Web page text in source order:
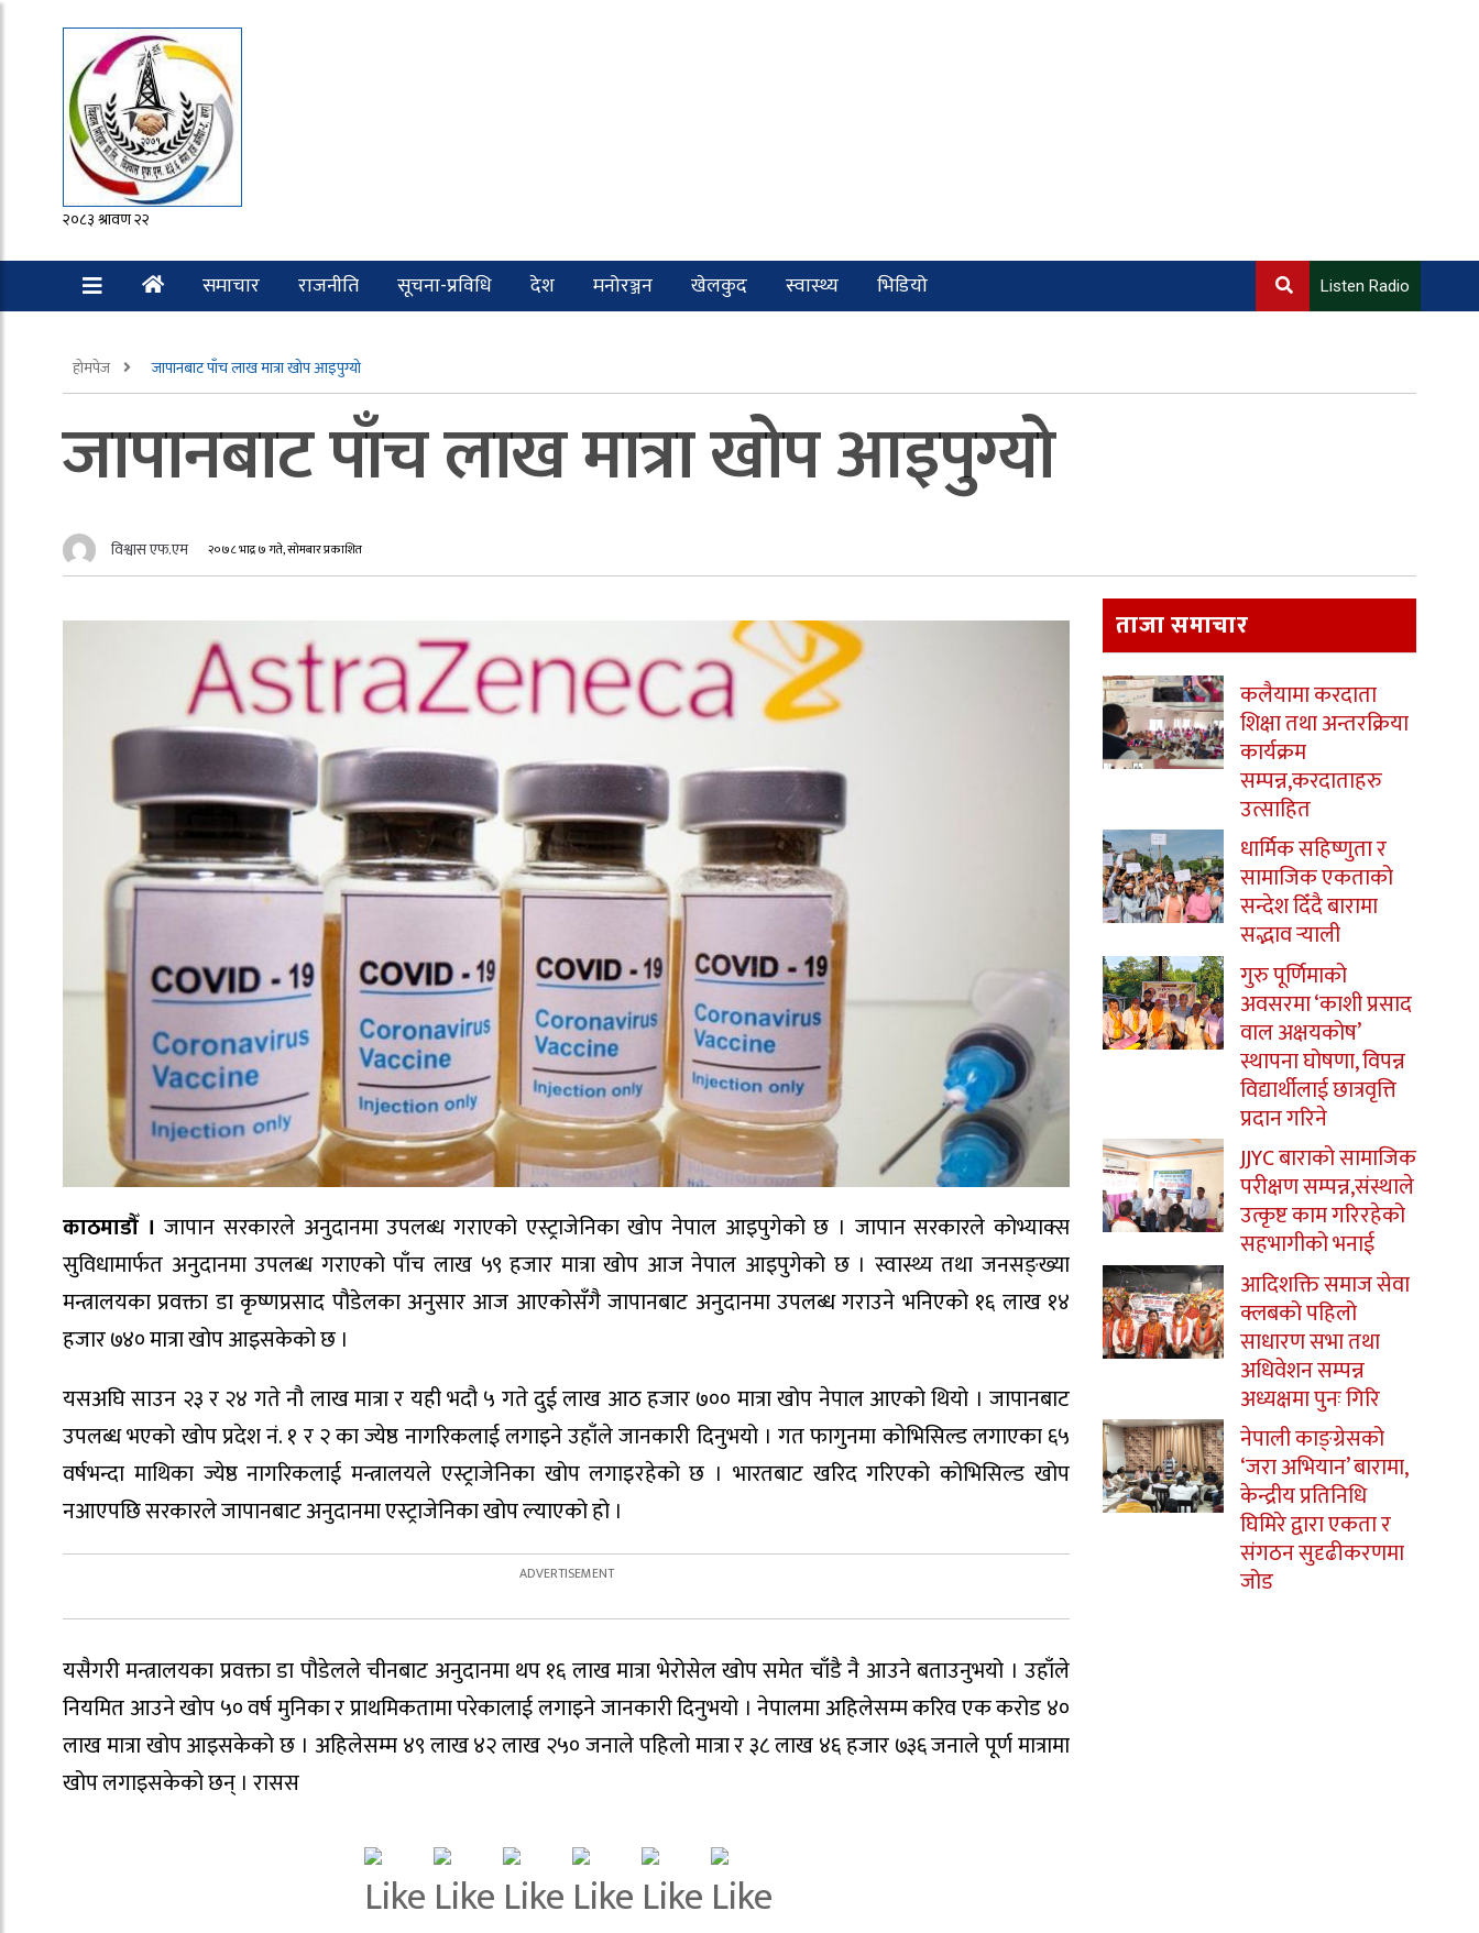
२०८३ श्रावण २२
समाचार राजनीति सूचना-प्रविधि देश मनोरञ्जन खेलकुद स्वास्थ्य
भिडियो
Listen Radio
होमपेज जापानबाट पाँच लाख मात्रा खोप आइपुग्यो
जापानबाट पाँच लाख मात्रा खोप आइपुग्यो
विश्वास एफ.एम २०७८ भाद्र ७ गते, सोमबार प्रकाशित
काठमाडौँ । जापान सरकारले अनुदानमा उपलब्ध गराएको एस्ट्राजेनिका खोप नेपाल आइपुगेको छ । जापान सरकारले कोभ्याक्स
सुविधामार्फत अनुदानमा उपलब्ध गराएको पाँच लाख ५९ हजार मात्रा खोप आज नेपाल आइपुगेको छ । स्वास्थ्य तथा जनसङ्ख्या
मन्त्रालयका प्रवक्ता डा कृष्णप्रसाद पौडेलका अनुसार आज आएकोसँगै जापानबाट अनुदानमा उपलब्ध गराउने भनिएको १६ लाख १४
हजार ७४० मात्रा खोप आइसकेको छ ।
यसअघि साउन २३ र २४ गते नौ लाख मात्रा र यही भदौ ५ गते दुई लाख आठ हजार ७०० मात्रा खोप नेपाल आएको थियो । जापानबाट
उपलब्ध भएको खोप प्रदेश नं. १ र २ का ज्येष्ठ नागरिकलाई लगाइने उहाँले जानकारी दिनुभयो । गत फागुनमा कोभिसिल्ड लगाएका ६५
वर्षभन्दा माथिका ज्येष्ठ नागरिकलाई मन्त्रालयले एस्ट्राजेनिका खोप लगाइरहेको छ । भारतबाट खरिद गरिएको कोभिसिल्ड खोप
नआएपछि सरकारले जापानबाट अनुदानमा एस्ट्राजेनिका खोप ल्याएको हो ।
यसैगरी मन्त्रालयका प्रवक्ता डा पौडेलले चीनबाट अनुदानमा थप १६ लाख मात्रा भेरोसेल खोप समेत चाँडै नै आउने बताउनुभयो । उहाँले
नियमित आउने खोप ५० वर्ष मुनिका र प्राथमिकतामा परेकालाई लगाइने जानकारी दिनुभयो । नेपालमा अहिलेसम्म करिव एक करोड ४०
लाख मात्रा खोप आइसकेको छ । अहिलेसम्म ४९ लाख ४२ लाख २५० जनाले पहिलो मात्रा र ३८ लाख ४६ हजार ७३६ जनाले पूर्ण मात्रामा
खोप लगाइसकेको छन् । रासस
ताजा समाचार
कलैयामा करदाता
शिक्षा तथा अन्तरक्रिया
कार्यक्रम
सम्पन्न,करदाताहरु
उत्साहित
धार्मिक सहिष्णुता र
सामाजिक एकताको
सन्देश दिँदै बारामा
सद्भाव र्‍याली
गुरु पूर्णिमाको
अवसरमा ‘काशी प्रसाद
वाल अक्षयकोष’
स्थापना घोषणा, विपन्न
विद्यार्थीलाई छात्रवृत्ति
प्रदान गरिने
JJYC बाराको सामाजिक
परीक्षण सम्पन्न,संस्थाले
उत्कृष्ट काम गरिरहेको
सहभागीको भनाई
आदिशक्ति समाज सेवा
क्लबको पहिलो
साधारण सभा तथा
अधिवेशन सम्पन्न
अध्यक्षमा पुनः गिरि
नेपाली काङ्ग्रेसको
‘जरा अभियान’ बारामा,
केन्द्रीय प्रतिनिधि
घिमिरे द्वारा एकता र
संगठन सुदृढीकरणमा
जोड